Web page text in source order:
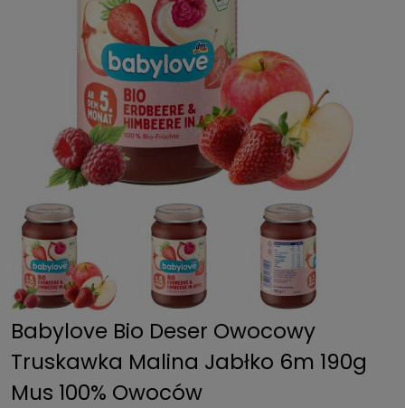
Babylove Bio Deser Owocowy
Truskawka Malina Jabłko 6m 190g
Mus 100% Owoców